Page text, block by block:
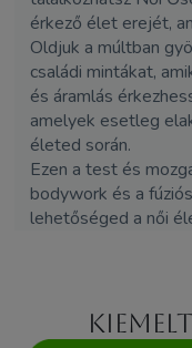
érkező élet erejét,
Oldjuk a múltban
családi mintákat,
és áramlás
amelyek esetleg
életed során.
Ezen a test és
bodywork és a
lehetőséged a női